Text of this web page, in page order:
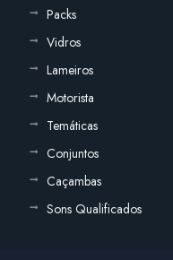
Packs
Vidros
Lameiros
Motorista
Temáticas
Conjuntos
Caçambas
Sons Qualificados